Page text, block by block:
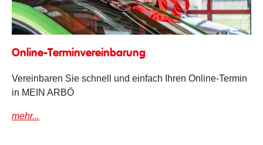
Online-Terminvereinbarung
Vereinbaren Sie schnell und einfach Ihren Online-Termin
in MEIN ARBÖ
mehr...